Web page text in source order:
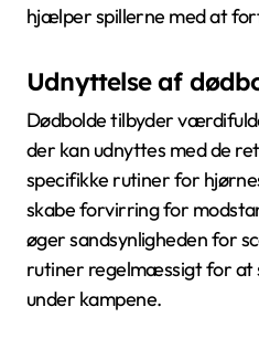
hjælper spillerne med at
Udnyttelse af
Dødbolde tilbyder
der kan udnyttes med de
specifikke rutiner for
skabe forvirring for
øger sandsynligheden for
rutiner regelmæssigt for at
under kampene.